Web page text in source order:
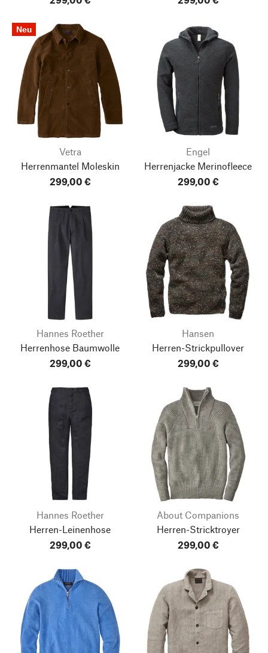
Neu
Vetra
Herrenmantel Moleskin
299,00 €
Engel
Herrenjacke Merinofleece
299,00 €
Hannes Roether
Herrenhose Baumwolle
299,00 €
Hansen
Herren-Strickpullover
299,00 €
Hannes Roether
Herren-Leinenhose
299,00 €
About Companions
Herren-Stricktroyer
299,00 €
Nach oben